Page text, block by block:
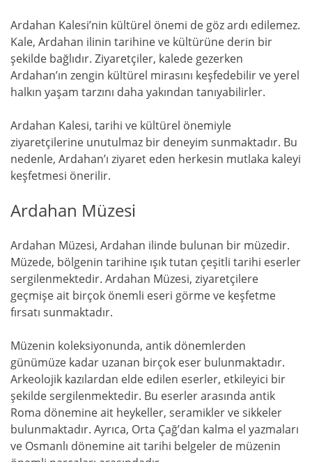
Ardahan Kalesi’nin kültürel önemi de göz ardı edilemez.
Kale, Ardahan ilinin tarihine ve kültürüne derin bir
şekilde bağlıdır. Ziyaretçiler, kalede gezerken
Ardahan’ın zengin kültürel mirasını keşfedebilir ve yerel
halkın yaşam tarzını daha yakından tanıyabilirler.
Ardahan Kalesi, tarihi ve kültürel önemiyle
ziyaretçilerine unutulmaz bir deneyim sunmaktadır. Bu
nedenle, Ardahan’ı ziyaret eden herkesin mutlaka kaleyi
keşfetmesi önerilir.
Ardahan Müzesi
Ardahan Müzesi, Ardahan ilinde bulunan bir müzedir.
Müzede, bölgenin tarihine ışık tutan çeşitli tarihi eserler
sergilenmektedir. Ardahan Müzesi, ziyaretçilere
geçmişe ait birçok önemli eseri görme ve keşfetme
fırsatı sunmaktadır.
Müzenin koleksiyonunda, antik dönemlerden
günümüze kadar uzanan birçok eser bulunmaktadır.
Arkeolojik kazılardan elde edilen eserler, etkileyici bir
şekilde sergilenmektedir. Bu eserler arasında antik
Roma dönemine ait heykeller, seramikler ve sikkeler
bulunmaktadır. Ayrıca, Orta Çağ’dan kalma el yazmaları
ve Osmanlı dönemine ait tarihi belgeler de müzenin